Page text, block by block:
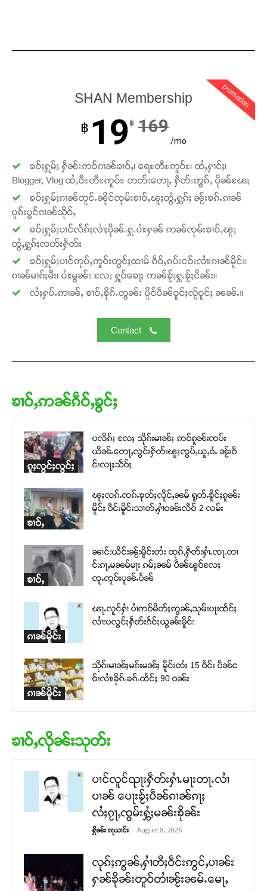
promotion
SHAN Membership
฿ 19 ฿ 169
/mo
ၶဝ်ႈႁူမ်ႈ ႁဵၼ်းဢဝ်ၵၢၼ်ၶၢဝ်ႇ၊ ရေႊတီႊဢူဝ်ႊ၊ ထႆႇႁၢင်ႈ၊
Blogger, Vlog ထႆႇဝီႊတီႊဢူဝ်ႊ တတ်းတေႃႇ ႁဵတ်းဢွၵ်ႇ ပိုၼ်ၽႄႈ
ၶဝ်ႈႁူမ်ႈၵၢၼ်တူင်ႉၼိုင်ၸုမ်းၶၢဝ်ႇၽူႈတွႆႇႁွၵ်ႈ ၼႂ်းၶၵ်ႉၵၢၼ်
ပူၵ်းပွင်ၵၢၼ်သိုဝ်ႇ
ၶဝ်ႈႁူမ်ႈပၢင်လႅၵ်ႈလၢႆႈပိုၼ်ႉႁူႉပၢႆးႁၼ် ဢၼ်ၸုမ်းၶၢဝ်ႇၽူႈ
တွႆႇႁွၵ်ႈၸတ်းႁဵတ်း
ၶဝ်ႈႁူမ်ႈပၢင်ဢုပ်ႇဢူဝ်းတွင်ႈထၢမ် ၵဵဝ်ႇၵပ်းငဝ်းလၢႆးၵၢၼ်မိူင်း၊
ၵၢၼ်မၢၵ်ႈမီး၊ ပၢႆးမွၼ်း လႄႈ ႁူဝ်ၶေႃႈ ဢၼ်ၶႂ်ႈႁူႉၶႂ်ႈငိၼ်း။
လႆႈႁပ်ႉဢၢၼ်ႇ ၶၢဝ်ႇၶိုၵ်ႉတွၼ်း ပိူင်ပဵၼ်ဝူင်ႈလႂ်ဝူင်ႈ ၼၼ်ႉ။
Contact
ၶၢဝ်ႇဢၼ်ၵဵဝ်ႇၶွင်ႈ
ၵူႈလွင်ႈလွင်ႈ
ပလိၵ်ႈ လႄႈ သိုၵ်းမၢၼ်ႈ ဢဝ်ၵူၼ်းၸပ်း
ယိၼ်ႉတေႃႇလွင်းႁဵတ်းၽူႈၸွပ်ႇယူႇဝႆႉ ၼႂ်းဝဵ
င်းလႃႈသဵဝ်ႈ
ၶၢဝ်ႇ
ၽူႈလၵ်ႉၸၵ်ႉၶုတ်ႈလိူင်ႇၼမ် ရူတ်ႉၶိူင်ႈၵူၼ်း
မိူင်း ဝဵင်းမိူင်းသၢတ်ႇႁၢႆဝၼ်းလဵဝ် 2 လမ်း
ၶၢဝ်ႇ
ၼၢင်းယိင်းၼႂ်းမိူင်းတႆး ထုၵ်ႇႁဵတ်းႁၢႆႉၸႃႉတၢ
င်းၵႃႇမၼမ်မႃး ၵမ်ႈၼမ် ပဵၼ်ၽူဝ်လႄႈ
ၸူႉၸူဝ်းပူၼ်ႉပႅၼ်
ၵၢၼ်မိူင်း
ၽႃႉလူင်ႁၢႆ ပၢႆဢဝ်မိတ်ႈဢွၼ်ႇသုမ်းပႃးထႅင်ႈ
လၢႆးပလွင်ႈႁဵတ်းၵႅင်ႈယွၼ်းမိူင်း
ၵၢၼ်မိူင်း
သိုၵ်းမၢၼ်ႈမၵ်းမၼ်ႈ မိူင်းတႆး 15 ဝဵင်း ပဵၼ်င
ဝ်းလၢႆးၶိုၵ်ႉၶၵ်ႉထႅင်ႈ 90 ဝၼ်း
ၶၢဝ်ႇလိုၼ်းသုတ်း
ပၢင်လူင်ၺႃးႁဵတ်းႁၢႆႉမႃးတႃႉလၢႆ
ပၢၼ် ​​ပေႃးၶႂ်ႈပဵၼ်ၵၢၼ်ၵႃႈ
လႆႈၵႂႃႇၸွမ်းႁွႆႈမၼ်းၶိုၼ်း
ႁိုၼ်း ၵႃယၢင်း - August 8, 2026
လုၵ်ႈဢွၼ်ႇႁၢႆတီႈဝဵင်းဢွင်ႇပၢၼ်း
ႁၼ်ၶိုၼ်းတူဝ်တၢႆၼႂ်းၼမ်ႉမေႃႇ